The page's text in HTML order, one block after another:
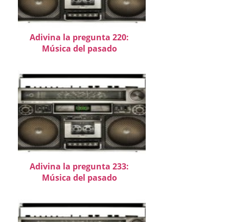
Adivina la pregunta 220:
Música del pasado
Adivina la pregunta 233:
Música del pasado